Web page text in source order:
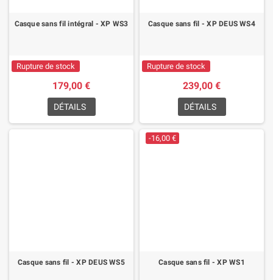
Casque sans fil intégral - XP WS3
Rupture de stock
179,00 €
DÉTAILS
Casque sans fil - XP DEUS WS4
Rupture de stock
239,00 €
DÉTAILS
Casque sans fil - XP DEUS WS5
-16,00 €
Casque sans fil - XP WS1